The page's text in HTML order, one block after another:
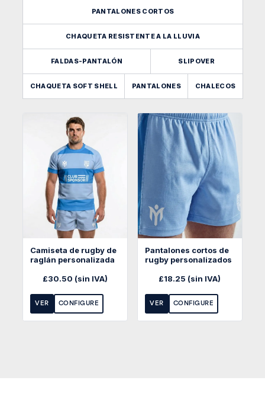
PANTALONES CORTOS
CHAQUETA RESISTENTE A LA LLUVIA
FALDAS-PANTALÓN SLIPOVER
CHAQUETA SOFT SHELL PANTALONES CHALECOS
Camiseta de rugby de
raglán personalizada
£30.50 (sin IVA)
VER CONFIGURE
Pantalones cortos de
rugby personalizados
£18.25 (sin IVA)
VER CONFIGURE